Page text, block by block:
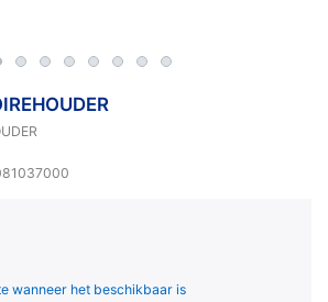
wanneer het beschikbaar is